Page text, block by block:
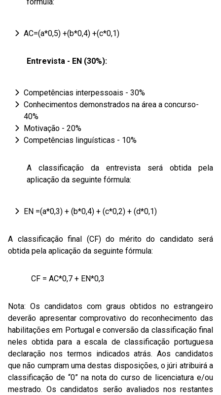
AC=(a*0,5) +(b*0,4) +(c*0,1)
Entrevista - EN (30%):
Competências interpessoais - 30%
Conhecimentos demonstrados na área a concurso-
40%
Motivação - 20%
Competências linguísticas - 10%
A classificação da entrevista será obtida pela
aplicação da seguinte fórmula:
EN =(a*0,3) + (b*0,4) + (c*0,2) + (d*0,1)
A classificação final (CF) do mérito do candidato será
obtida pela aplicação da seguinte fórmula:
CF = AC*0,7 + EN*0,3
Nota: Os candidatos com graus obtidos no estrangeiro
deverão apresentar comprovativo do reconhecimento das
habilitações em Portugal e conversão da classificação final
neles obtida para a escala de classificação portuguesa
declaração nos termos indicados atrás. Aos candidatos
que não cumpram uma destas disposições, o júri atribuirá a
classificação de “0” na nota do curso de licenciatura e/ou
mestrado. Os candidatos serão avaliados nos restantes